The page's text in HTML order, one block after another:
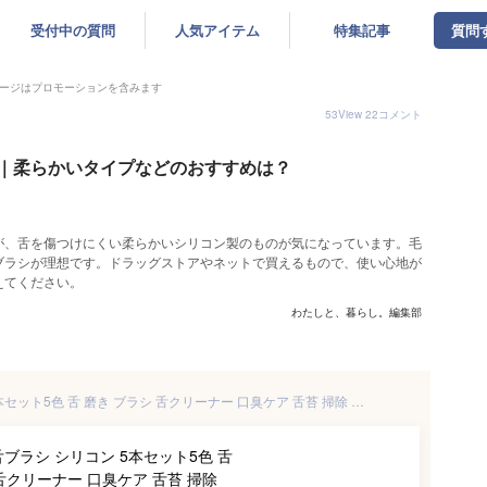
受付中の質問 人気アイテム 特集記事 質問
ジはプロモーションを含みます
53View 22コメント
柔らかいタイプなどのおすすめは？
舌を傷つけにくい柔らかいシリコン製のものが気になっています。毛
シが理想です。ドラッグストアやネットで買えるもので、使い心地が
ください。
わたしと、暮らし。編集部